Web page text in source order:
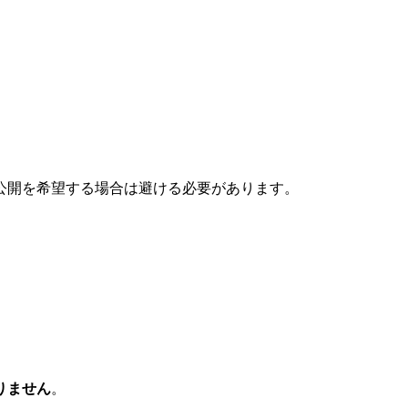
を希望する場合は避ける必要があります。
ません。